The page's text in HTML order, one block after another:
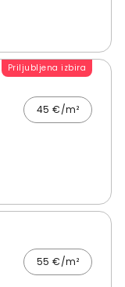
Priljubljena izbira
45 €/m²
55 €/m²